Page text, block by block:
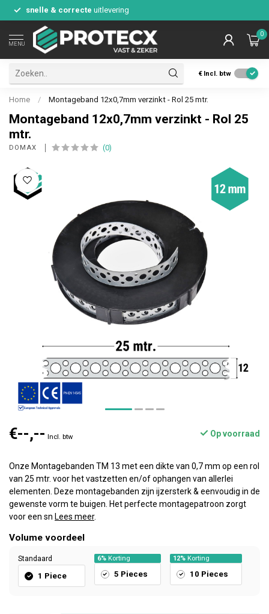
snelle & correcte uitlevering
MENU
0
€ Incl. btw
Home / Montageband 12x0,7mm verzinkt - Rol 25 mtr.
Montageband 12x0,7mm verzinkt - Rol 25
mtr.
DOMAX (0)
€--,-- Incl. btw Op voorraad
Onze Montagebanden TM 13 met een dikte van 0,7 mm op een rol
van 25 mtr. voor het vastzetten en/of ophangen van allerlei
elementen. Deze montagebanden zijn ijzersterk & eenvoudig in de
gewenste vorm te buigen. Het perfecte montagepatroon zorgt
voor een sn Lees meer.
Volume voordeel
Standaard
1 Piece
6%Korting
5 Pieces
12% Korting
10 Pieces